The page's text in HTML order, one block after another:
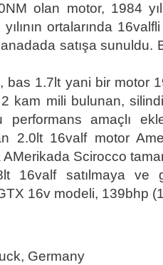
olan motor, 1984
ortalarında
satışa sunuldu.
1.7lt yani bir motor
kam mili bulunan,
performans amaçlı
2.0lt 16valf motor
AMerikada Scirocco
16valf satılmaya ve
16v modeli, 139bhp
Germany